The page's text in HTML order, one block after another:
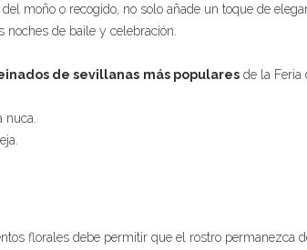
moño o recogido, no solo añade un toque de
de baile y celebración.
de sevillanas más populares de la Feria
florales debe permitir que el rostro permanezca